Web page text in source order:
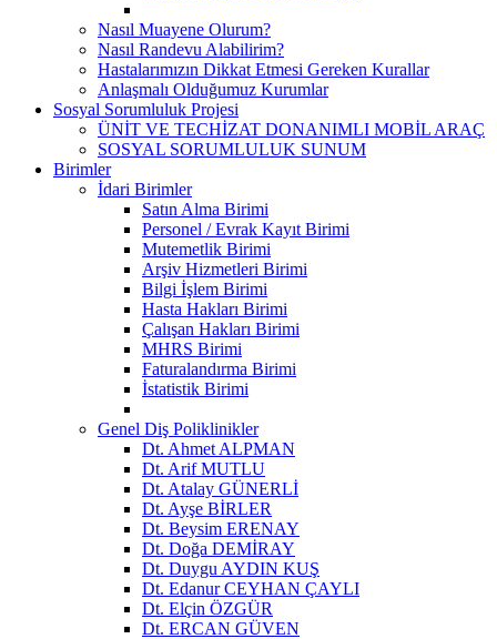
Nasıl Muayene Olurum?
Nasıl Randevu Alabilirim?
Hastalarımızın Dikkat Etmesi Gereken Kurallar
Anlaşmalı Olduğumuz Kurumlar
Sosyal Sorumluluk Projesi
ÜNİT VE TECHİZAT DONANIMLI MOBİL ARAÇ
SOSYAL SORUMLULUK SUNUM
Birimler
İdari Birimler
Satın Alma Birimi
Personel / Evrak Kayıt Birimi
Mutemetlik Birimi
Arşiv Hizmetleri Birimi
Bilgi İşlem Birimi
Hasta Hakları Birimi
Çalışan Hakları Birimi
MHRS Birimi
Faturalandırma Birimi
İstatistik Birimi
Genel Diş Poliklinikler
Dt. Ahmet ALPMAN
Dt. Arif MUTLU
Dt. Atalay GÜNERLİ
Dt. Ayşe BİRLER
Dt. Beysim ERENAY
Dt. Doğa DEMİRAY
Dt. Duygu AYDIN KUŞ
Dt. Edanur CEYHAN ÇAYLI
Dt. Elçin ÖZGÜR
Dt. ERCAN GÜVEN